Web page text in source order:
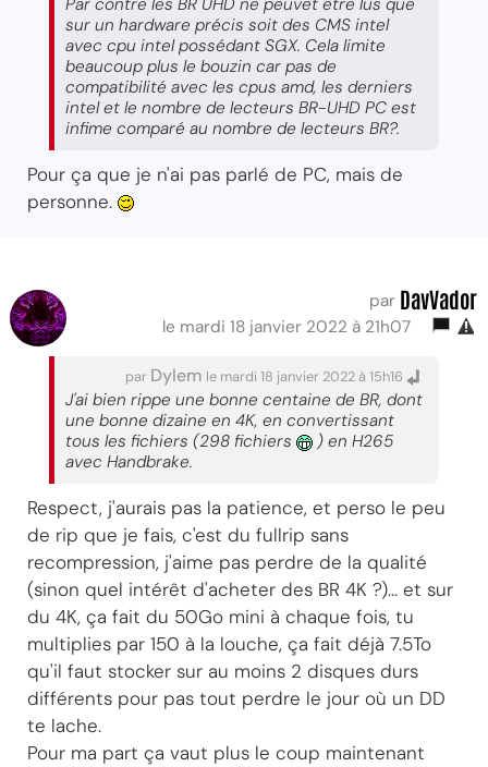
Par contre les BR UHD ne peuvet être lus que
sur un hardware précis soit des CMS intel
avec cpu intel possédant SGX. Cela limite
beaucoup plus le bouzin car pas de
compatibilité avec les cpus amd, les derniers
intel et le nombre de lecteurs BR-UHD PC est
infime comparé au nombre de lecteurs BR?.
Pour ça que je n'ai pas parlé de PC, mais de
personne.
par DavVador
le mardi 18 janvier 2022 à 21h07
par Dylem le mardi 18 janvier 2022 à 15h16
J'ai bien rippe une bonne centaine de BR, dont
une bonne dizaine en 4K, en convertissant
tous les fichiers (298 fichiers
) en H265
avec Handbrake.
Respect, j'aurais pas la patience, et perso le peu
de rip que je fais, c'est du fullrip sans
recompression, j'aime pas perdre de la qualité
(sinon quel intérêt d'acheter des BR 4K ?)... et sur
du 4K, ça fait du 50Go mini à chaque fois, tu
multiplies par 150 à la louche, ça fait déjà 7.5To
qu'il faut stocker sur au moins 2 disques durs
différents pour pas tout perdre le jour où un DD
te lache.
Pour ma part ça vaut plus le coup maintenant